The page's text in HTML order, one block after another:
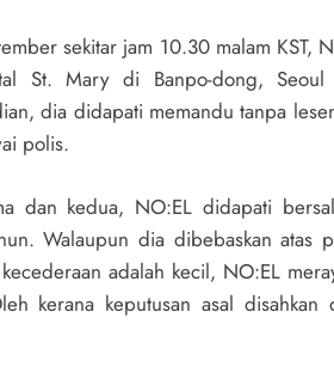
sekitar jam 10.30 malam KST,
St. Mary di Banpo-dong,
dia didapati memandu tanpa
polis.
dan kedua, NO:EL didapati
Walaupun dia dibebaskan atas
adalah kecil, NO:EL
kerana keputusan asal